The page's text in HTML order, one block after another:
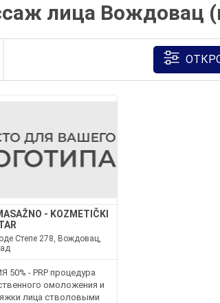
лица Вождовац
- KOZMETIČKI
Степе 278, Вождовац,
50% - PRP процедура
омоложения и
лица стволовыми